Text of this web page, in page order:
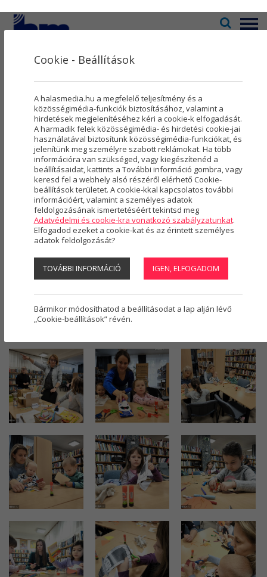
Menü
Televízió
Kultúra
Rovatok
Újság
Városmarketing
Szolgáltatások
Rólunk
Hasznos
Regisztráció
Galéria
2025(254 DB) 2024(363 DB) 2023(454 DB)
2022(613 DB) 2021 (492 DB) 2020 (497 DB)
2019(763 DB) 2018(589 DB) 2017(411 DB)
2016(225 DB) 2015(21 DB) 2014(277 DB)
0000(82 DB)
2025.10.19. - Őszi kézműveskedés (Szőri Attila)
Cookie - Beállítások
A halasmedia.hu a megfelelő teljesítmény és a
közösségimédia-funkciók biztosításához, valamint a
hirdetések megjelenítéséhez kéri a cookie-k elfogadását.
A harmadik felek közösségimédia- és hirdetési cookie-jai
használatával biztosítunk közösségimédia-funkciókat, és
jelenítünk meg személyre szabott reklámokat. Ha több
információra van szükséged, vagy kiegészítenéd a
beállításaidat, kattints a További információ gombra, vagy
keresd fel a webhely alsó részéről elérhető Cookie-
beállítások területet. A cookie-kkal kapcsolatos további
információért, valamint a személyes adatok
feldolgozásának ismertetéséért tekintsd meg
Adatvédelmi és cookie-kra vonatkozó szabályzatunkat.
Elfogadod ezeket a cookie-kat és az érintett személyes
adatok feldolgozását?
TOVÁBBI INFORMÁCIÓ IGEN, ELFOGADOM
Bármikor módosíthatod a beállításodat a lap alján lévő
„Cookie-beállítások” révén.